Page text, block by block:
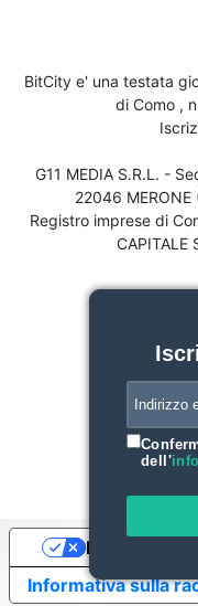
BitCity e' una testata
di Como ,
G11 MEDIA S.R.L. -
22046
Registro imprese di
CAPITALE
dell'
Informativa sulla
Le tue